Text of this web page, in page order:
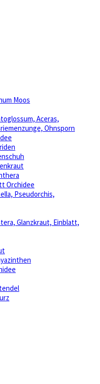
Moos
Aceras,
Ohnsporn
Orchidee
Pseudorchis,
Glanzkraut, Einblatt,